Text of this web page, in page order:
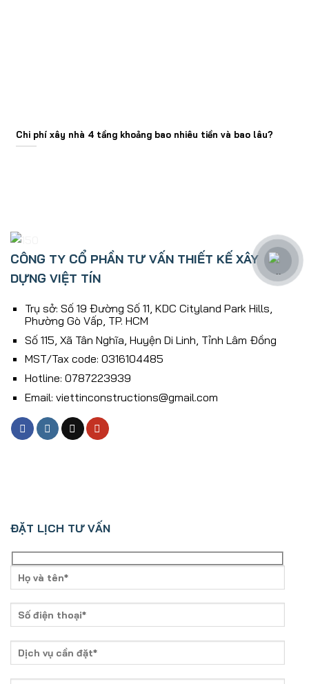
Chi phí xây nhà 4 tầng khoảng bao nhiêu tiền và bao lâu?
CÔNG TY CỔ PHẦN TƯ VẤN THIẾT KẾ XÂY
DỰNG VIỆT TÍN
Trụ sở: Số 19 Đường Số 11, KDC Cityland Park Hills,
Phường Gò Vấp, TP. HCM
Số 115, Xã Tân Nghĩa, Huyện Di Linh, Tỉnh Lâm Ðồng
MST/Tax code: 0316104485
Hotline: 0787223939
Email: viettinconstructions@gmail.com
ĐẶT LỊCH TƯ VẤN